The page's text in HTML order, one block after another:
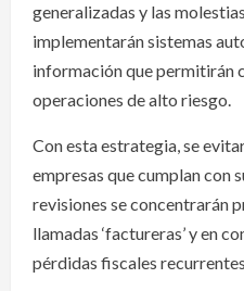
generalizadas y las
implementarán sistemas
información que permitirán
operaciones de alto riesgo.
Con esta estrategia, se
empresas que cumplan con
revisiones se concentrarán
llamadas ‘factureras’ y en
pérdidas fiscales